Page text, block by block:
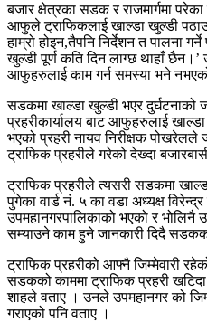
बजार क्षेत्रका सडक र राजमार्गमा
आफुले ट्राफिकलाई खाल्डा खुल्डी
हाम्रो होइन,तैपनि निर्देशन त पालना
खुल्डी पूर्ण कति दिन लाग्छ थाहाँ छैन।’
आफुहरुलाई काम गर्न समस्या भने
सडकमा खाल्डा खुल्डी भएर दुर्घटनाको
प्रहरीकार्यालय बाट आफुहरुलाई खाल्डा
भएको प्रहरी नायव निरीक्षक पोखरेलले
ट्राफिक प्रहरीले गरेको देख्दा
ट्राफिक प्रहरीले त्यसरी सडकमा
पुगेका वार्ड नं. ५ का वडा अध्यक्ष
उपमहानगरपालिकाको भएको र भोलिनै
सम्याउने काम हुने जानकारी दिदै
ट्राफिक प्रहरीको आफ्नै जिम्मेवारी
सडकको काममा ट्राफिक प्रहरी
शाहले वताए । उनले उपमहानगर को
गराएको पनि वताए ।